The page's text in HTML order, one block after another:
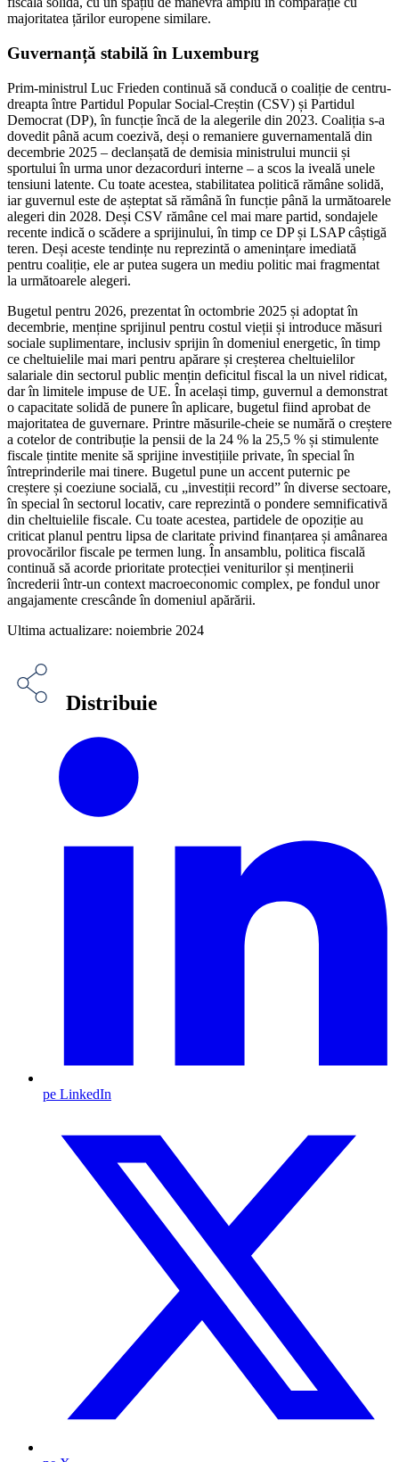
majoritatea țărilor europene similare.
Guvernanță stabilă în Luxemburg
Prim-ministrul Luc Frieden continuă să conducă o coaliție de centru-
dreapta între Partidul Popular Social-Creștin (CSV) și Partidul
Democrat (DP), în funcție încă de la alegerile din 2023. Coaliția s-a
dovedit până acum coezivă, deși o remaniere guvernamentală din
decembrie 2025 – declanșată de demisia ministrului muncii și
sportului în urma unor dezacorduri interne – a scos la iveală unele
tensiuni latente. Cu toate acestea, stabilitatea politică rămâne solidă,
iar guvernul este de așteptat să rămână în funcție până la următoarele
alegeri din 2028. Deși CSV rămâne cel mai mare partid, sondajele
recente indică o scădere a sprijinului, în timp ce DP și LSAP câștigă
teren. Deși aceste tendințe nu reprezintă o amenințare imediată
pentru coaliție, ele ar putea sugera un mediu politic mai fragmentat
la următoarele alegeri.
Bugetul pentru 2026, prezentat în octombrie 2025 și adoptat în
decembrie, menține sprijinul pentru costul vieții și introduce măsuri
sociale suplimentare, inclusiv sprijin în domeniul energetic, în timp
ce cheltuielile mai mari pentru apărare și creșterea cheltuielilor
salariale din sectorul public mențin deficitul fiscal la un nivel ridicat,
dar în limitele impuse de UE. În același timp, guvernul a demonstrat
o capacitate solidă de punere în aplicare, bugetul fiind aprobat de
majoritatea de guvernare. Printre măsurile-cheie se numără o creștere
a cotelor de contribuție la pensii de la 24 % la 25,5 % și stimulente
fiscale țintite menite să sprijine investițiile private, în special în
întreprinderile mai tinere. Bugetul pune un accent puternic pe
creștere și coeziune socială, cu „investiții record” în diverse sectoare,
în special în sectorul locativ, care reprezintă o pondere semnificativă
din cheltuielile fiscale. Cu toate acestea, partidele de opoziție au
criticat planul pentru lipsa de claritate privind finanțarea și amânarea
provocărilor fiscale pe termen lung. În ansamblu, politica fiscală
continuă să acorde prioritate protecției veniturilor și menținerii
încrederii într-un context macroeconomic complex, pe fondul unor
angajamente crescânde în domeniul apărării.
Ultima actualizare: noiembrie 2024
Distribuie
pe LinkedIn